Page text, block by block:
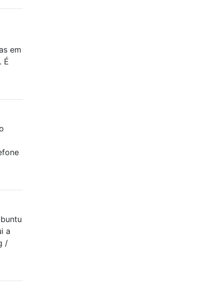
em
É
a
/